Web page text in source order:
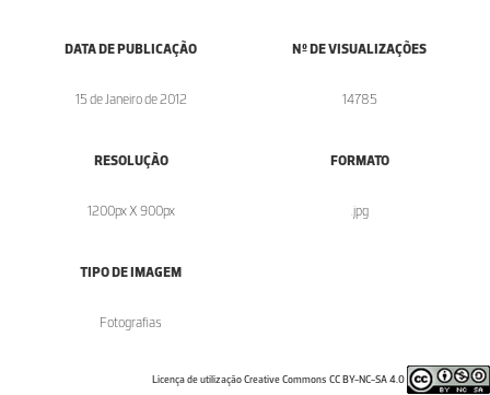
DATA DE PUBLICAÇÃO
15 de Janeiro de 2012
Nº DE VISUALIZAÇÕES
14785
RESOLUÇÃO
1200px X 900px
FORMATO
.jpg
TIPO DE IMAGEM
Fotografias
Licença de utilização Creative Commons CC BY-NC-SA 4.0